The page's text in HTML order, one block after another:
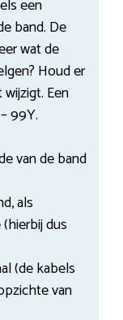
een
band. De
wat de
Houd er
Een
99Y.
van de band
als
dus
(de kabels
van